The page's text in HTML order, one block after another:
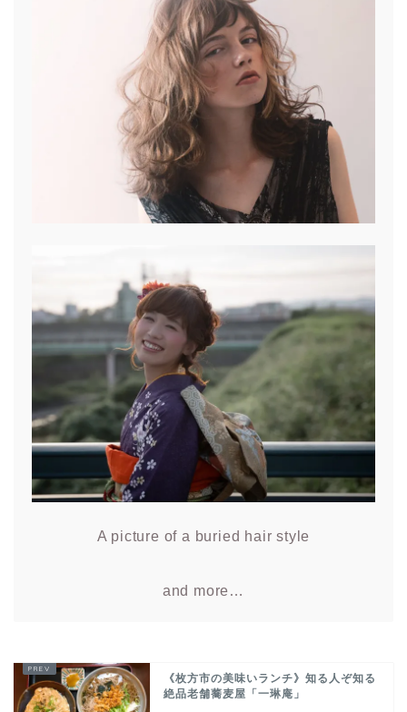
A picture of a buried hair style
and more…
《枚方市の美味いランチ》知る人ぞ知る
絶品老舗蕎麦屋「一琳庵」